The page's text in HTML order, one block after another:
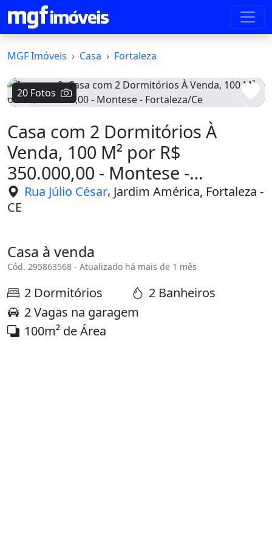
MGF Imóveis Casa Fortaleza
20 Fotos
Casa com 2 Dormitórios À
Venda, 100 M² por R$
350.000,00 - Montese -
Fortaleza/Ce
Rua Júlio César, Jardim América, Fortaleza -
CE
Casa à venda
Cód. 295863568 - Atualizado há mais de 1 mês
2 Dormitórios
2 Banheiros
2 Vagas na garagem
100m² de Área